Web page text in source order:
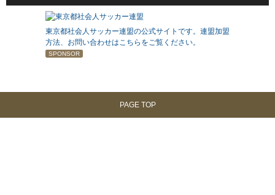
東京都社会人サッカー連盟の公式サイトです。連盟加盟
方法、お問い合わせはこちらをご覧ください。
SPONSOR
PAGE TOP